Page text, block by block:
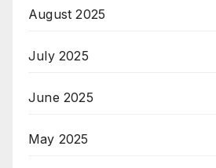
August 2025
July 2025
June 2025
May 2025